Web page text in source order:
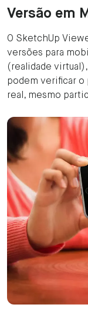
Versão em
O SketchUp
versões para
(realidade
podem verificar
real, mesmo